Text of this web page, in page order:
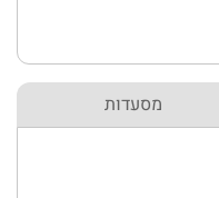
מסעדות